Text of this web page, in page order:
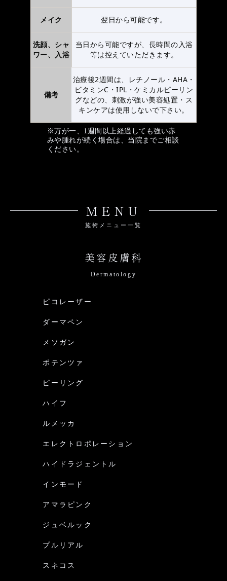
メイク 翌日から可能です。
洗顔、シャ
ワー、入浴
当日から可能ですが、長時間の入浴
等は控えていただきます。
備考
治療後2週間は、レチノール・AHA・
ビタミンC・IPL・ケミカルピーリン
グなどの、刺激が強い美容処置・ス
キンケアは使用しないで下さい。
※万が一、1週間以上経過しても強い赤
みや腫れが続く場合は、当院までご相談
ください。
MENU
施術メニュー一覧
美容皮膚科
Dermatology
ピコレーザー
ダーマペン
メソガン
ポテンツァ
ピーリング
ハイフ
ルメッカ
エレクトロポレーション
ハイドラジェントル
インモード
アマラピンク
ジュベルック
プルリアル
スネコス